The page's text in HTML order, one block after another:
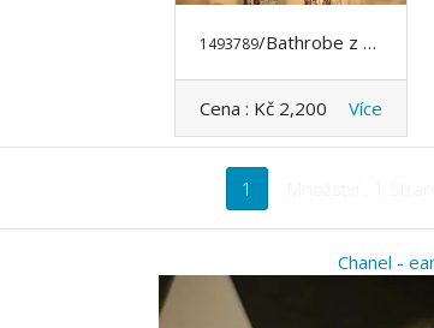
1493789/Bathrobe z VERSACE
Cena : Kč 2,200 Více
1
Chanel -